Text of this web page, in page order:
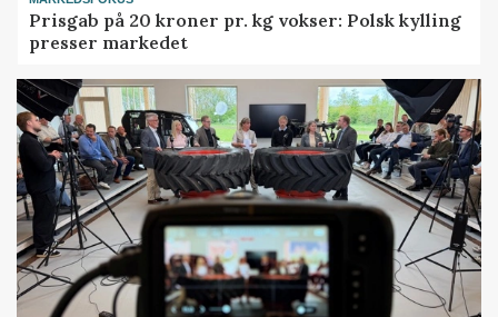
Prisgab på 20 kroner pr. kg vokser: Polsk kylling
presser markedet